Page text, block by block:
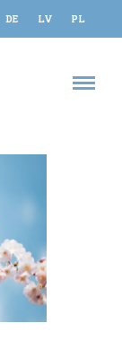
DE LV PL